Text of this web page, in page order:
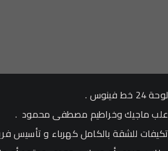
لوحة 24 خط فينوس .
علب ماجيك وخراطيم مصطفى محمود .
تكيفات للشقة بالكامل كهرباء و تأسيس